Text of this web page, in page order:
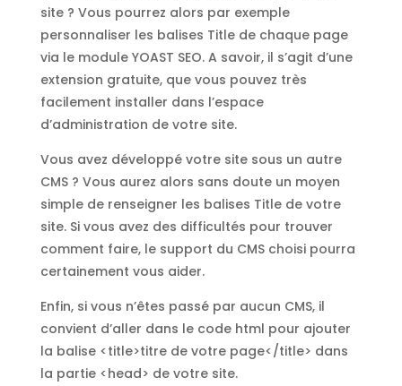
site ? Vous pourrez alors par exemple
personnaliser les balises Title de chaque page
via le module YOAST SEO. A savoir, il s’agit d’une
extension gratuite, que vous pouvez très
facilement installer dans l’espace
d’administration de votre site.
Vous avez développé votre site sous un autre
CMS ? Vous aurez alors sans doute un moyen
simple de renseigner les balises Title de votre
site. Si vous avez des difficultés pour trouver
comment faire, le support du CMS choisi pourra
certainement vous aider.
Enfin, si vous n’êtes passé par aucun CMS, il
convient d’aller dans le code html pour ajouter
la balise <title>titre de votre page</title> dans
la partie <head> de votre site.